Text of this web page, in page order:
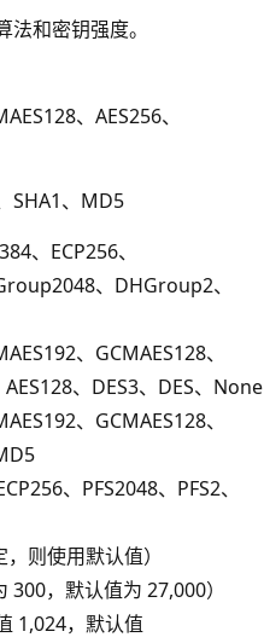
和密钥强度。
、AES256、
SHA1、MD5
、ECP256、
、DHGroup2、
、GCMAES128、
、DES3、DES、None
、GCMAES128、
、PFS2048、PFS2、
，则使用默认值）
，默认值为 27,000）
1,024，默认值